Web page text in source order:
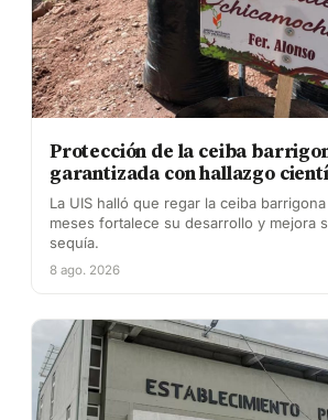
Protección de la ceiba
garantizada con hallazgo
La UIS halló que regar la ceiba
meses fortalece su desarrollo y mejora
sequía.
8 ago. 2026